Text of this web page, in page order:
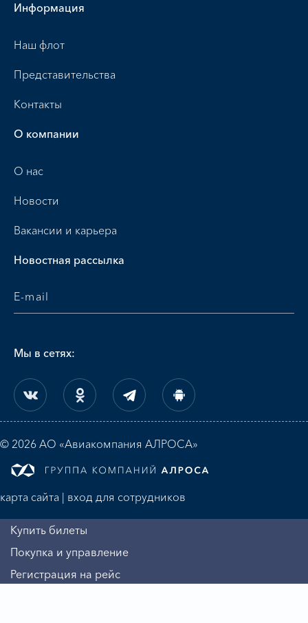
Информация
Наш флот
Представительства
Контакты
О компании
О нас
Новости
Вакансии и карьера
Новостная рассылка
Мы в сетях:
© 2026 АО «Авиакомпания АЛРОСА»
карта сайта | вход для сотрудников
Купить билеты
Покупка и управление
Регистрация на рейс